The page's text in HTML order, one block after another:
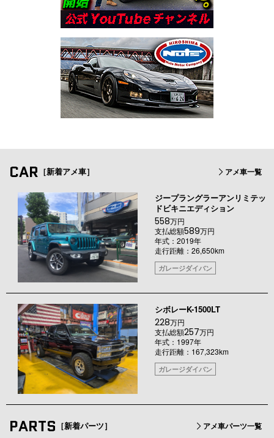
CAR ［新着アメ車］ アメ車一覧
ジープラングラーアンリミテッ
ドビキニエディション
558万円
支払総額589万円
年式：2019年
走行距離：26,650km
ガレージダイバン
シボレーK-1500LT
228万円
支払総額257万円
年式：1997年
走行距離：167,323km
ガレージダイバン
PARTS ［新着パーツ］ アメ車パーツ一覧